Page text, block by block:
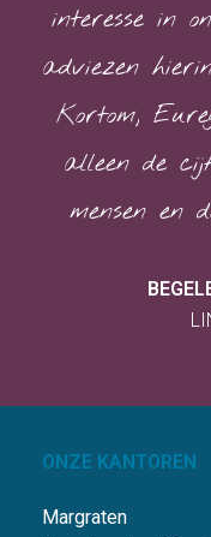
interesse in
adviezen
Kortom,
alleen de
mensen en
ONZE KANTOREN
Margraten